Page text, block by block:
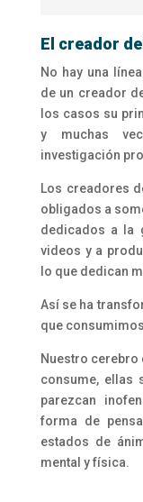
El creador
No hay una
de un creador
los casos su
y muchas
investigación
Los creadores
obligados a
dedicados a la
videos y a
lo que dedican
Así se ha
que
Nuestro cerebro
consume, ellas
parezcan
forma de
estados de
mental y física.